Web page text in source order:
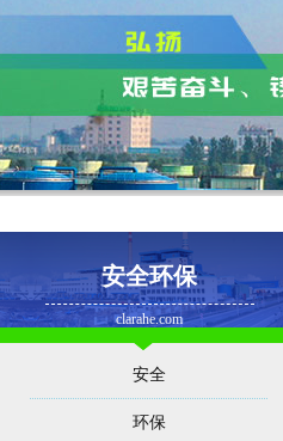
安全环保
clarahe.com
安全
环保